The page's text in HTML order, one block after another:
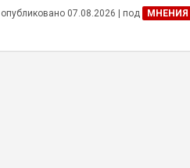
опубликовано 07.08.2026 под МНЕНИЯ